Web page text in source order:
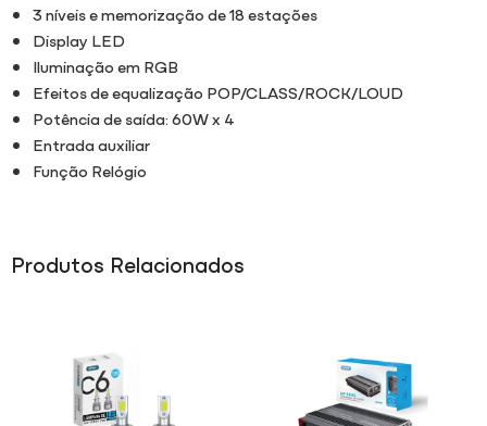
3 níveis e memorização de 18 estações
Display LED
Iluminação em RGB
Efeitos de equalização POP/CLASS/ROCK/LOUD
Potência de saída: 60W x 4
Entrada auxiliar
Função Relógio
Produtos Relacionados